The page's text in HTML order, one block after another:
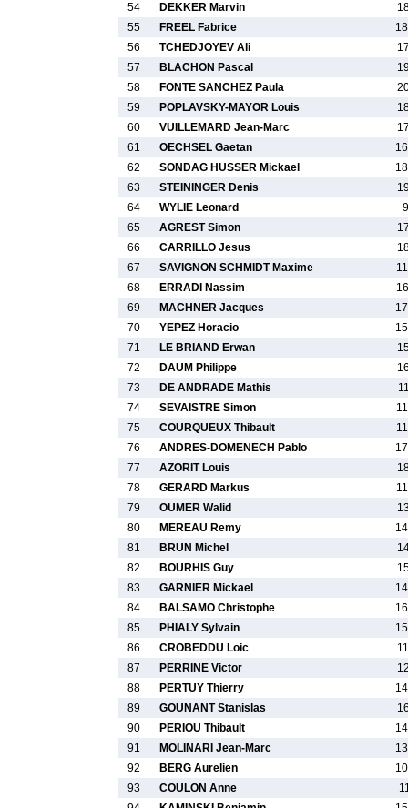
54
DEKKER Marvin
55
FREEL Fabrice
56
TCHEDJOYEV Ali
57
BLACHON Pascal
58
FONTE SANCHEZ Paula
59
POPLAVSKY-MAYOR Louis
60
VUILLEMARD Jean-Marc
61
OECHSEL Gaetan
62
SONDAG HUSSER Mickael
63
STEININGER Denis
64
WYLIE Leonard
65
AGREST Simon
66
CARRILLO Jesus
67
SAVIGNON SCHMIDT Maxime
68
ERRADI Nassim
69
MACHNER Jacques
70
YEPEZ Horacio
71
LE BRIAND Erwan
72
DAUM Philippe
73
DE ANDRADE Mathis
74
SEVAISTRE Simon
75
COURQUEUX Thibault
76
ANDRES-DOMENECH Pablo
77
AZORIT Louis
78
GERARD Markus
79
OUMER Walid
80
MEREAU Remy
81
BRUN Michel
82
BOURHIS Guy
83
GARNIER Mickael
84
BALSAMO Christophe
85
PHIALY Sylvain
86
CROBEDDU Loic
87
PERRINE Victor
88
PERTUY Thierry
89
GOUNANT Stanislas
90
PERIOU Thibault
91
MOLINARI Jean-Marc
92
BERG Aurelien
93
COULON Anne